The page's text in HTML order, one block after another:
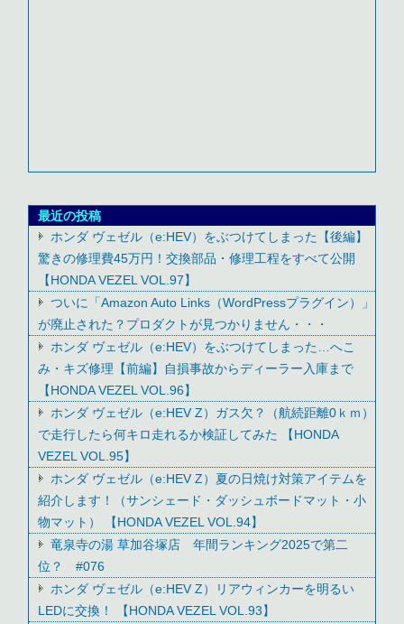
最近の投稿
ホンダ ヴェゼル（e:HEV）をぶつけてしまった【後編】
驚きの修理費45万円！交換部品・修理工程をすべて公開
【HONDA VEZEL VOL.97】
ついに「Amazon Auto Links（WordPressプラグイン）」
が廃止された？プロダクトが見つかりません・・・
ホンダ ヴェゼル（e:HEV）をぶつけてしまった…へこ
み・キズ修理【前編】自損事故からディーラー入庫まで
【HONDA VEZEL VOL.96】
ホンダ ヴェゼル（e:HEV Z）ガス欠？（航続距離0ｋｍ）
で走行したら何キロ走れるか検証してみた 【HONDA
VEZEL VOL.95】
ホンダ ヴェゼル（e:HEV Z）夏の日焼け対策アイテムを
紹介します！（サンシェード・ダッシュボードマット・小
物マット） 【HONDA VEZEL VOL.94】
竜泉寺の湯 草加谷塚店 年間ランキング2025で第二
位？ #076
ホンダ ヴェゼル（e:HEV Z）リアウィンカーを明るい
LEDに交換！ 【HONDA VEZEL VOL.93】